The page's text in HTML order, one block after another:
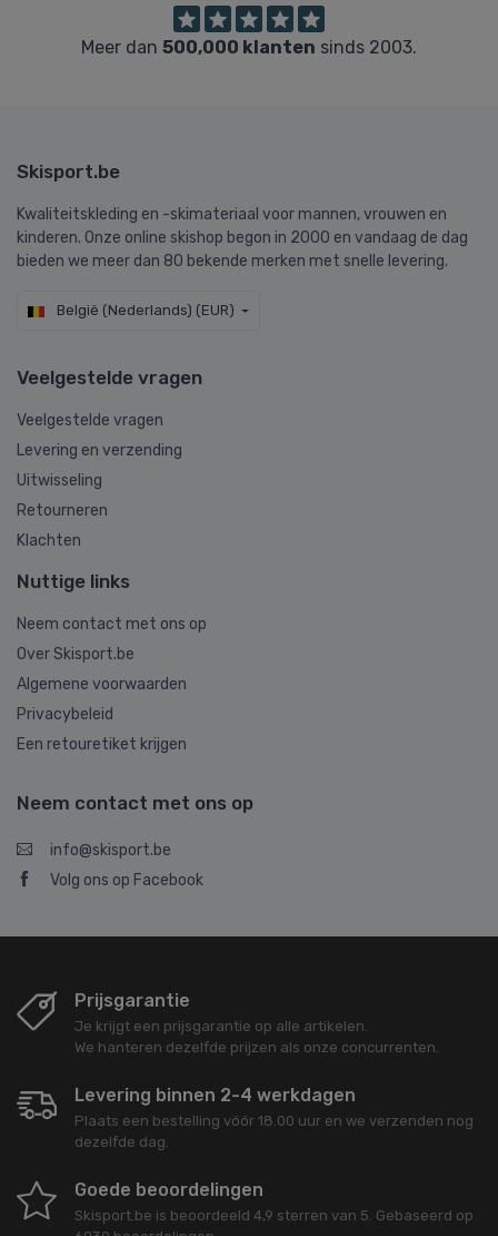
Meer dan 500,000 klanten sinds 2003.
Skisport.be
Kwaliteitskleding en -skimateriaal voor mannen, vrouwen en
kinderen. Onze online skishop begon in 2000 en vandaag de dag
bieden we meer dan 80 bekende merken met snelle levering.
België (Nederlands) (EUR)
Veelgestelde vragen
Veelgestelde vragen
Levering en verzending
Uitwisseling
Retourneren
Klachten
Nuttige links
Neem contact met ons op
Over Skisport.be
Algemene voorwaarden
Privacybeleid
Een retouretiket krijgen
Neem contact met ons op
info@skisport.be
Volg ons op Facebook
Prijsgarantie
Je krijgt een prijsgarantie op alle artikelen.
We hanteren dezelfde prijzen als onze concurrenten.
Levering binnen 2-4 werkdagen
Plaats een bestelling vóór 18.00 uur en we verzenden nog
dezelfde dag.
Goede beoordelingen
Skisport.be is beoordeeld 4,9 sterren van 5. Gebaseerd op